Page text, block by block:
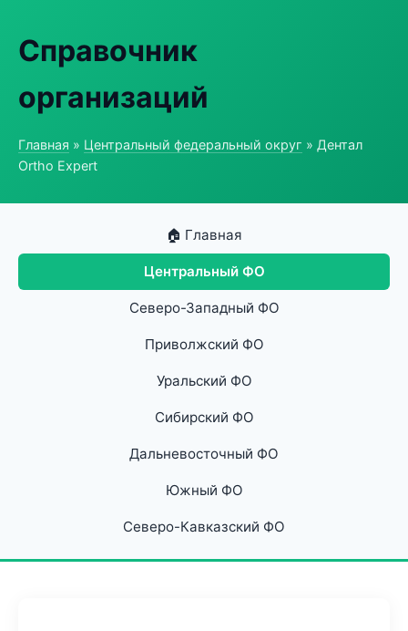
Справочник
организаций
Главная » Центральный федеральный округ » Дентал
Ortho Expert
🏠 Главная
Центральный ФО
Северо-Западный ФО
Приволжский ФО
Уральский ФО
Сибирский ФО
Дальневосточный ФО
Южный ФО
Северо-Кавказский ФО